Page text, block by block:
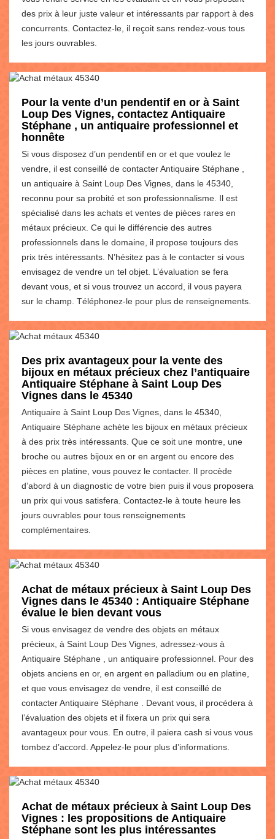
des prix à leur juste valeur et intéressants par rapport à des
concurrents. Contactez-le, il reçoit sans rendez-vous tous
les jours ouvrables.
Pour la vente d’un pendentif en or à Saint
Loup Des Vignes, contactez Antiquaire
Stéphane , un antiquaire professionnel et
honnête
Si vous disposez d’un pendentif en or et que voulez le
vendre, il est conseillé de contacter Antiquaire Stéphane ,
un antiquaire à Saint Loup Des Vignes, dans le 45340,
reconnu pour sa probité et son professionnalisme. Il est
spécialisé dans les achats et ventes de pièces rares en
métaux précieux. Ce qui le différencie des autres
professionnels dans le domaine, il propose toujours des
prix très intéressants. N’hésitez pas à le contacter si vous
envisagez de vendre un tel objet. L’évaluation se fera
devant vous, et si vous trouvez un accord, il vous payera
sur le champ. Téléphonez-le pour plus de renseignements.
Des prix avantageux pour la vente des
bijoux en métaux précieux chez l’antiquaire
Antiquaire Stéphane à Saint Loup Des
Vignes dans le 45340
Antiquaire à Saint Loup Des Vignes, dans le 45340,
Antiquaire Stéphane achète les bijoux en métaux précieux
à des prix très intéressants. Que ce soit une montre, une
broche ou autres bijoux en or en argent ou encore des
pièces en platine, vous pouvez le contacter. Il procède
d’abord à un diagnostic de votre bien puis il vous proposera
un prix qui vous satisfera. Contactez-le à toute heure les
jours ouvrables pour tous renseignements
complémentaires.
Achat de métaux précieux à Saint Loup Des
Vignes dans le 45340 : Antiquaire Stéphane
évalue le bien devant vous
Si vous envisagez de vendre des objets en métaux
précieux, à Saint Loup Des Vignes, adressez-vous à
Antiquaire Stéphane , un antiquaire professionnel. Pour des
objets anciens en or, en argent en palladium ou en platine,
et que vous envisagez de vendre, il est conseillé de
contacter Antiquaire Stéphane . Devant vous, il procédera à
l’évaluation des objets et il fixera un prix qui sera
avantageux pour vous. En outre, il paiera cash si vous vous
tombez d’accord. Appelez-le pour plus d’informations.
Achat de métaux précieux à Saint Loup Des
Vignes : les propositions de Antiquaire
Stéphane sont les plus intéressantes